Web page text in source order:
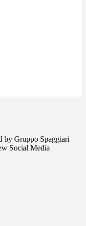
by Gruppo Spaggiari
Social Media